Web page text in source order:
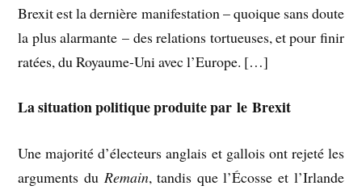
Brexit est la dernière manifestation – quoique sans doute
la plus alarmante – des relations tortueuses, et pour finir
ratées, du Royaume-Uni avec l’Europe. […]
La situation politique produite par le Brexit
Une majorité d’électeurs anglais et gallois ont rejeté les
arguments du Remain, tandis que l’Écosse et l’Irlande